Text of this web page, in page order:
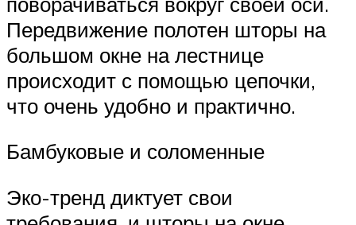
Передвижение полотен шторы на
большом окне на лестнице
происходит с помощью цепочки,
что очень удобно и практично.
Бамбуковые и соломенные
Эко-тренд диктует свои